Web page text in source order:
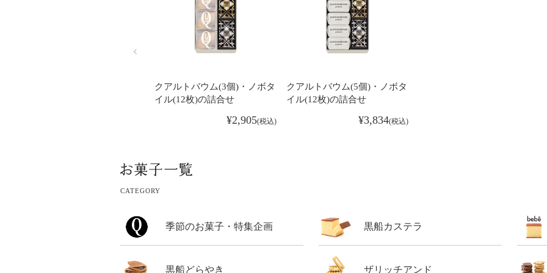
クアルトバウム(3個)・ノボタ
イル(12枚)の詰合せ
¥2,905 税込
クアルトバウム(5個)・ノボタ
イル(12枚)の詰合せ
¥3,834 税込
CATEGORY
季節のお菓子・特集企画 黒船カステラ
黒船どらやき ザリッチアンド